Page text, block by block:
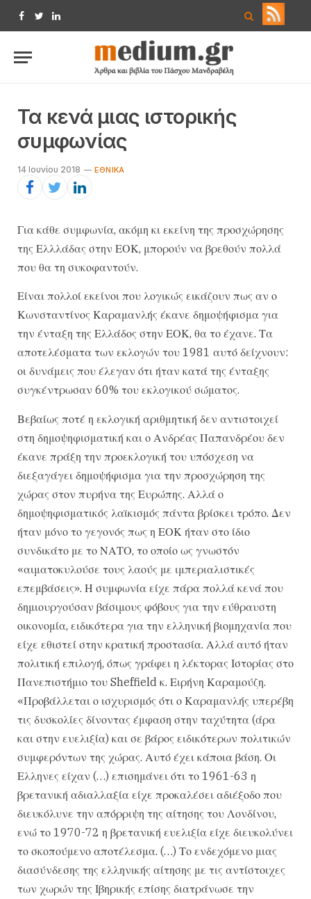
Facebook
TwitterLinkedIn
Τα κενά μιας ιστορικής
συμφωνίας
14 Ιουνίου 2018 ΕΘΝΙΚΆ
Για κάθε συμφωνία, ακόμη κι εκείνη της προσχώρησης
της Ελλλάδας στην ΕΟΚ, μπορούν να βρεθούν πολλά
που θα τη συκοφαντούν.
Είναι πολλοί εκείνοι που λογικώς εικάζουν πως αν ο
Κωνσταντίνος Καραμανλής έκανε δημοψήφισμα για
την ένταξη της Ελλάδος στην ΕΟΚ, θα το έχανε. Τα
αποτελέσματα των εκλογών του 1981 αυτό δείχνουν:
οι δυνάμεις που έλεγαν ότι ήταν κατά της ένταξης
συγκέντρωσαν 60% του εκλογικού σώματος.
Βεβαίως ποτέ η εκλογική αριθμητική δεν αντιστοιχεί
στη δημοψηφισματική και ο Ανδρέας Παπανδρέου δεν
έκανε πράξη την προεκλογική του υπόσχεση να
διεξαγάγει δημοψήφισμα για την προσχώρηση της
χώρας στον πυρήνα της Ευρώπης. Αλλά ο
δημοψηφισματικός λαϊκισμός πάντα βρίσκει τρόπο. Δεν
ήταν μόνο το γεγονός πως η ΕΟΚ ήταν στο ίδιο
συνδικάτο με το ΝΑΤΟ, το οποίο ως γνωστόν
«αιματοκυλούσε τους λαούς με ιμπεριαλιστικές
επεμβάσεις». Η συμφωνία είχε πάρα πολλά κενά που
δημιουργούσαν βάσιμους φόβους για την εύθραυστη
οικονομία, ειδικότερα για την ελληνική βιομηχανία που
είχε εθιστεί στην κρατική προστασία. Αλλά αυτό ήταν
πολιτική επιλογή, όπως γράφει η λέκτορας Ιστορίας στο
Πανεπιστήμιο του Sheffield κ. Ειρήνη Καραμούζη.
«Προβάλλεται ο ισχυρισμός ότι ο Καραμανλής υπερέβη
τις δυσκολίες δίνοντας έμφαση στην ταχύτητα (άρα
και στην ευελιξία) και σε βάρος ειδικότερων πολιτικών
συμφερόντων της χώρας. Αυτό έχει κάποια βάση. Οι
Ελληνες είχαν (…) επισημάνει ότι το 1961-63 η
βρετανική αδιαλλαξία είχε προκαλέσει αδιέξοδο που
διευκόλυνε την απόρριψη της αίτησης του Λονδίνου,
ενώ το 1970-72 η βρετανική ευελιξία είχε διευκολύνει
το σκοπούμενο αποτέλεσμα. (…) Το ενδεχόμενο μιας
διασύνδεσης της ελληνικής αίτησης με τις αντίστοιχες
των χωρών της Ιβηρικής επίσης διατράνωσε την